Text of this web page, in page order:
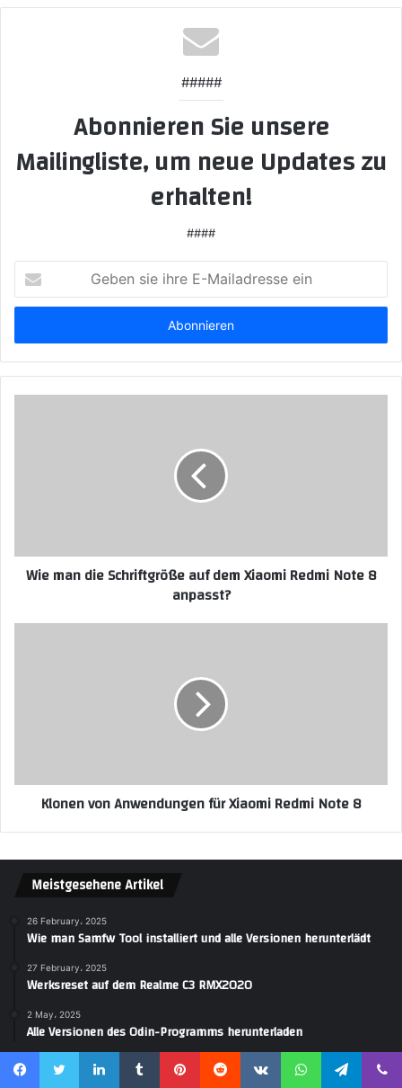
#####
Abonnieren Sie unsere
Mailingliste, um neue Updates zu
erhalten!
####
sie
ihre
Mailadresse
ein
Wie man die Schriftgröße auf dem Xiaomi Redmi Note 8
anpasst?
Klonen von Anwendungen für Xiaomi Redmi Note 8
Meistgesehene Artikel
26 February، 2025
Wie man Samfw Tool installiert und alle Versionen herunterlädt
27 February، 2025
Werksreset auf dem Realme C3 RMX2020
2 May، 2025
Alle Versionen des Odin-Programms herunterladen
Categories